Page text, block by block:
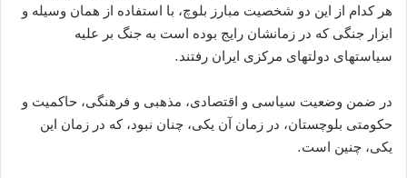
هر کدام از این دو شخصیت مبارز بلوچ، با استفاده از همان وسیله و
ابزار جنگی که در زمانشان رایج بوده است به جنگ بر علیه
سیاستهای دولتهای مرکزی ایران رفتند.
در ضمن وضعیت سیاسی و اقتصادی، مذهبی و فرهنگی، حاکمیت و
حکومتی بلوچستان، در زمان آن یکی، چنان نبود، که در زمان این
یکی، چنین است.